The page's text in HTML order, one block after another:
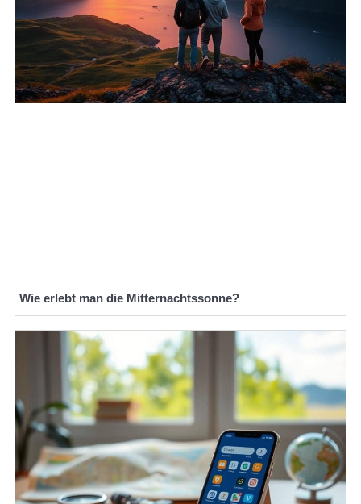
Wie erlebt man die Mitternachtssonne?